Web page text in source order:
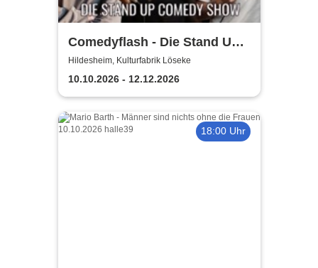
Comedyflash - Die Stand Up
Comedy Show in Hildesheim
Hildesheim, Kulturfabrik Löseke
10.10.2026 - 12.12.2026
18:00 Uhr